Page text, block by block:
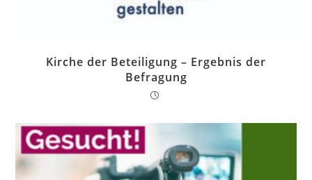
Kirche der Beteiligung – Ergebnis der
Befragung